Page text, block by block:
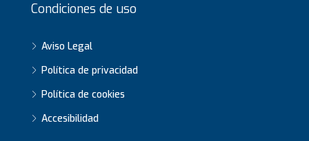
Condiciones de uso
Aviso Legal
Política de privacidad
Política de cookies
Accesibilidad